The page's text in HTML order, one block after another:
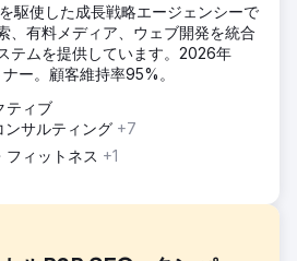
駆使した成長戦略エージェンシーで
、有料メディア、ウェブ開発を統合
テムを提供しています。2026年
ー。顧客維持率95%。
ティブ
ンサルティング +7
フィットネス +1